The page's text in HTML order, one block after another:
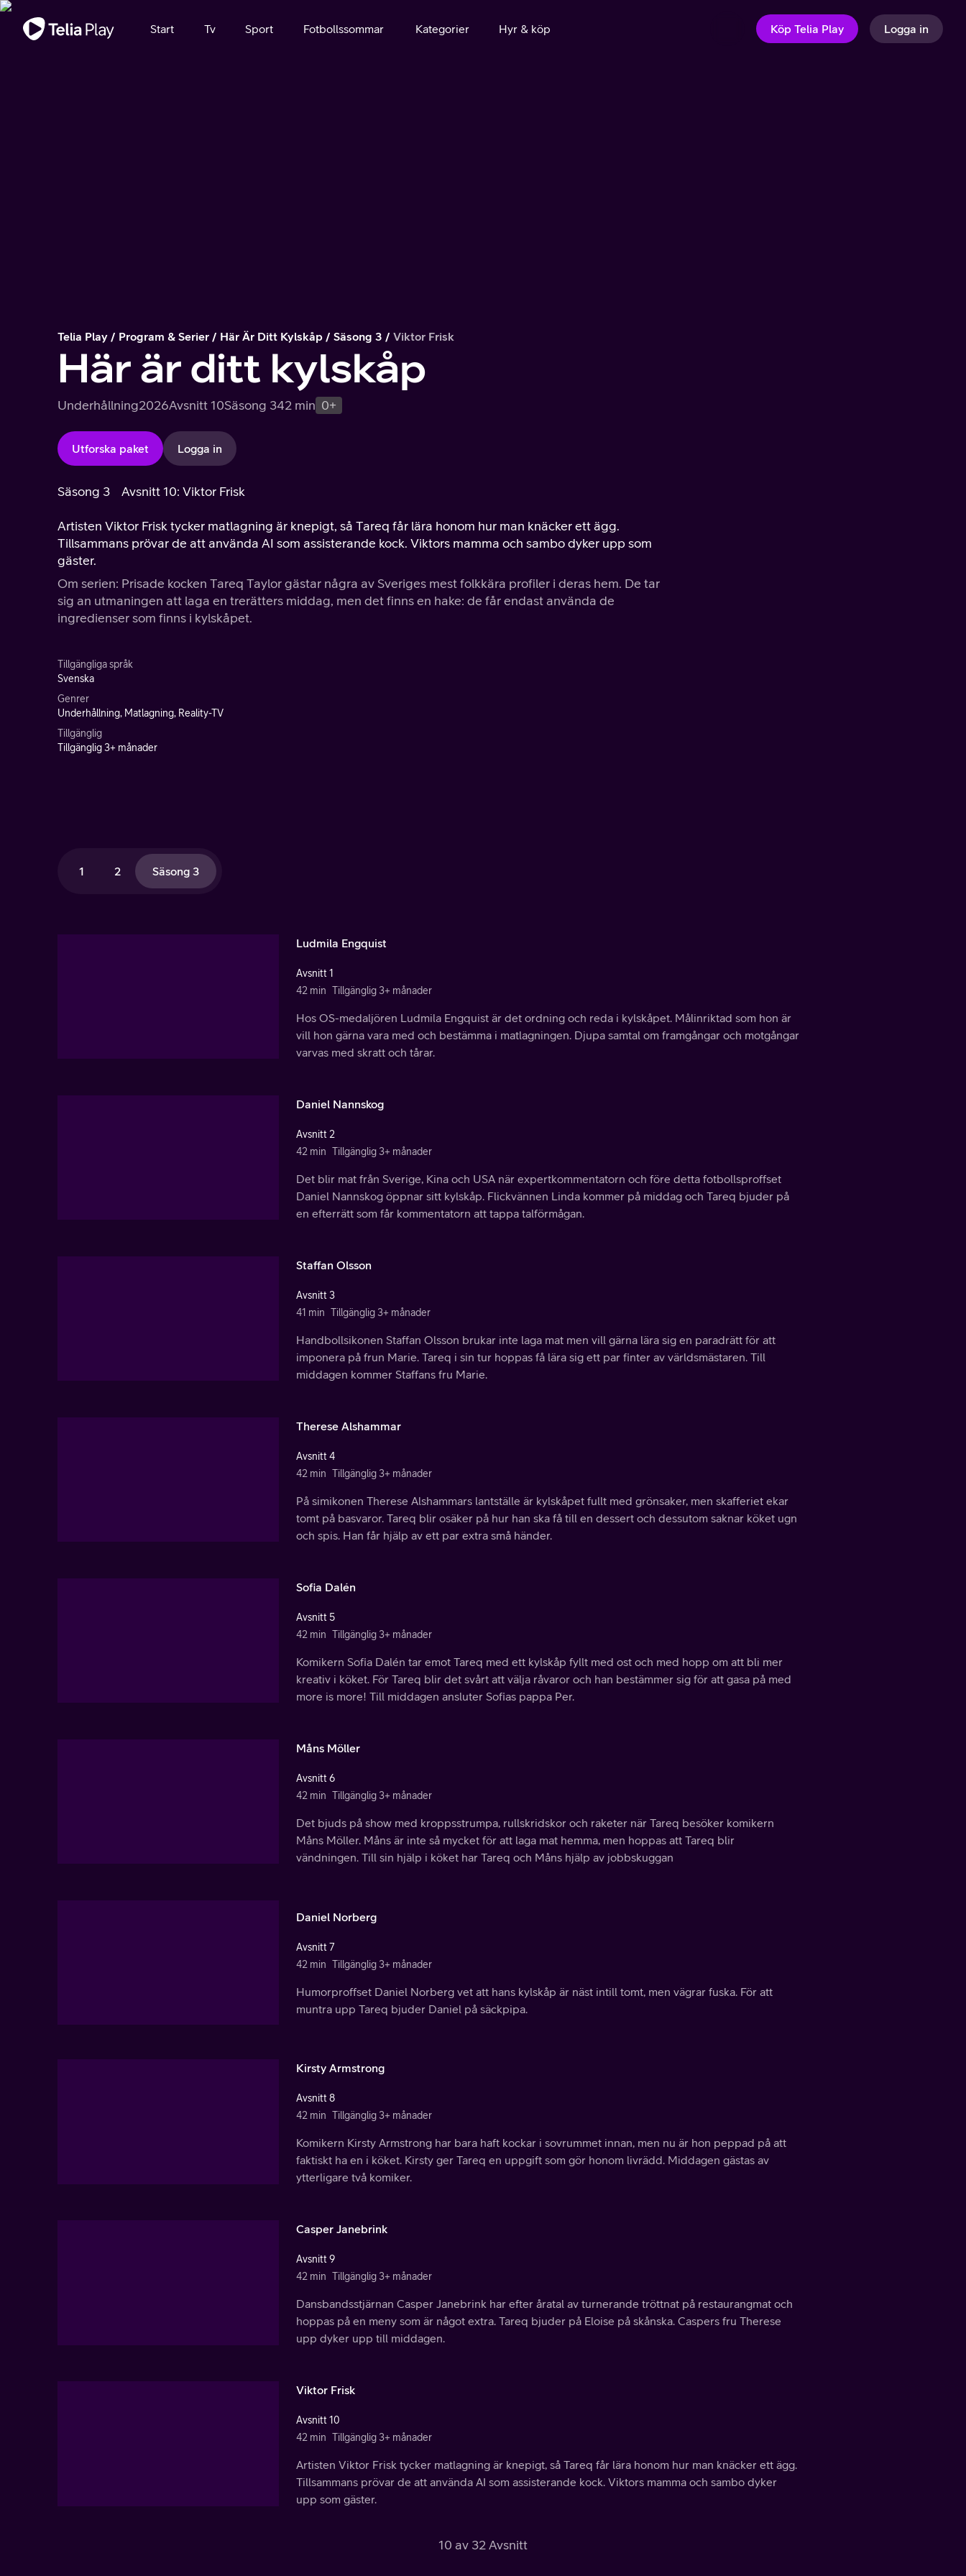
Viktigt meddelande
Start Tv Sport Fotbollssommar Kategorier Hyr & köp Köp Telia Play Logga in
Telia Play Program & Serier Här Är Ditt Kylskåp Säsong 3 Viktor Frisk
Här är ditt kylskåp
Underhållning2026Avsnitt 10Säsong 342 min 0+
Utforska paket Logga in
Säsong 3 Avsnitt 10: Viktor Frisk
Artisten Viktor Frisk tycker matlagning är knepigt, så Tareq får lära honom hur man knäcker ett ägg.
Tillsammans prövar de att använda AI som assisterande kock. Viktors mamma och sambo dyker upp som
gäster.
Om serien: Prisade kocken Tareq Taylor gästar några av Sveriges mest folkkära profiler i deras hem. De tar
sig an utmaningen att laga en trerätters middag, men det finns en hake: de får endast använda de
ingredienser som finns i kylskåpet.
Tillgängliga språk
Svenska
Genrer
Underhållning, Matlagning, Reality-TV
Tillgänglig
Tillgänglig 3+ månader
1 2 Säsong 3
Ludmila Engquist
Avsnitt 1
42 min Tillgänglig 3+ månader
Hos OS-medaljören Ludmila Engquist är det ordning och reda i kylskåpet. Målinriktad som hon är
vill hon gärna vara med och bestämma i matlagningen. Djupa samtal om framgångar och motgångar
varvas med skratt och tårar.
Daniel Nannskog
Avsnitt 2
42 min Tillgänglig 3+ månader
Det blir mat från Sverige, Kina och USA när expertkommentatorn och före detta fotbollsproffset
Daniel Nannskog öppnar sitt kylskåp. Flickvännen Linda kommer på middag och Tareq bjuder på
en efterrätt som får kommentatorn att tappa talförmågan.
Staffan Olsson
Avsnitt 3
41 min Tillgänglig 3+ månader
Handbollsikonen Staffan Olsson brukar inte laga mat men vill gärna lära sig en paradrätt för att
imponera på frun Marie. Tareq i sin tur hoppas få lära sig ett par finter av världsmästaren. Till
middagen kommer Staffans fru Marie.
Therese Alshammar
Avsnitt 4
42 min Tillgänglig 3+ månader
På simikonen Therese Alshammars lantställe är kylskåpet fullt med grönsaker, men skafferiet ekar
tomt på basvaror. Tareq blir osäker på hur han ska få till en dessert och dessutom saknar köket ugn
och spis. Han får hjälp av ett par extra små händer.
Sofia Dalén
Avsnitt 5
42 min Tillgänglig 3+ månader
Komikern Sofia Dalén tar emot Tareq med ett kylskåp fyllt med ost och med hopp om att bli mer
kreativ i köket. För Tareq blir det svårt att välja råvaror och han bestämmer sig för att gasa på med
more is more! Till middagen ansluter Sofias pappa Per.
Måns Möller
Avsnitt 6
42 min Tillgänglig 3+ månader
Det bjuds på show med kroppsstrumpa, rullskridskor och raketer när Tareq besöker komikern
Måns Möller. Måns är inte så mycket för att laga mat hemma, men hoppas att Tareq blir
vändningen. Till sin hjälp i köket har Tareq och Måns hjälp av jobbskuggan
Daniel Norberg
Avsnitt 7
42 min Tillgänglig 3+ månader
Humorproffset Daniel Norberg vet att hans kylskåp är näst intill tomt, men vägrar fuska. För att
muntra upp Tareq bjuder Daniel på säckpipa.
Kirsty Armstrong
Avsnitt 8
42 min Tillgänglig 3+ månader
Komikern Kirsty Armstrong har bara haft kockar i sovrummet innan, men nu är hon peppad på att
faktiskt ha en i köket. Kirsty ger Tareq en uppgift som gör honom livrädd. Middagen gästas av
ytterligare två komiker.
Casper Janebrink
Avsnitt 9
42 min Tillgänglig 3+ månader
Dansbandsstjärnan Casper Janebrink har efter åratal av turnerande tröttnat på restaurangmat och
hoppas på en meny som är något extra. Tareq bjuder på Eloise på skånska. Caspers fru Therese
upp dyker upp till middagen.
Viktor Frisk
Avsnitt 10
42 min Tillgänglig 3+ månader
Artisten Viktor Frisk tycker matlagning är knepigt, så Tareq får lära honom hur man knäcker ett ägg.
Tillsammans prövar de att använda AI som assisterande kock. Viktors mamma och sambo dyker
upp som gäster.
10 av 32 Avsnitt